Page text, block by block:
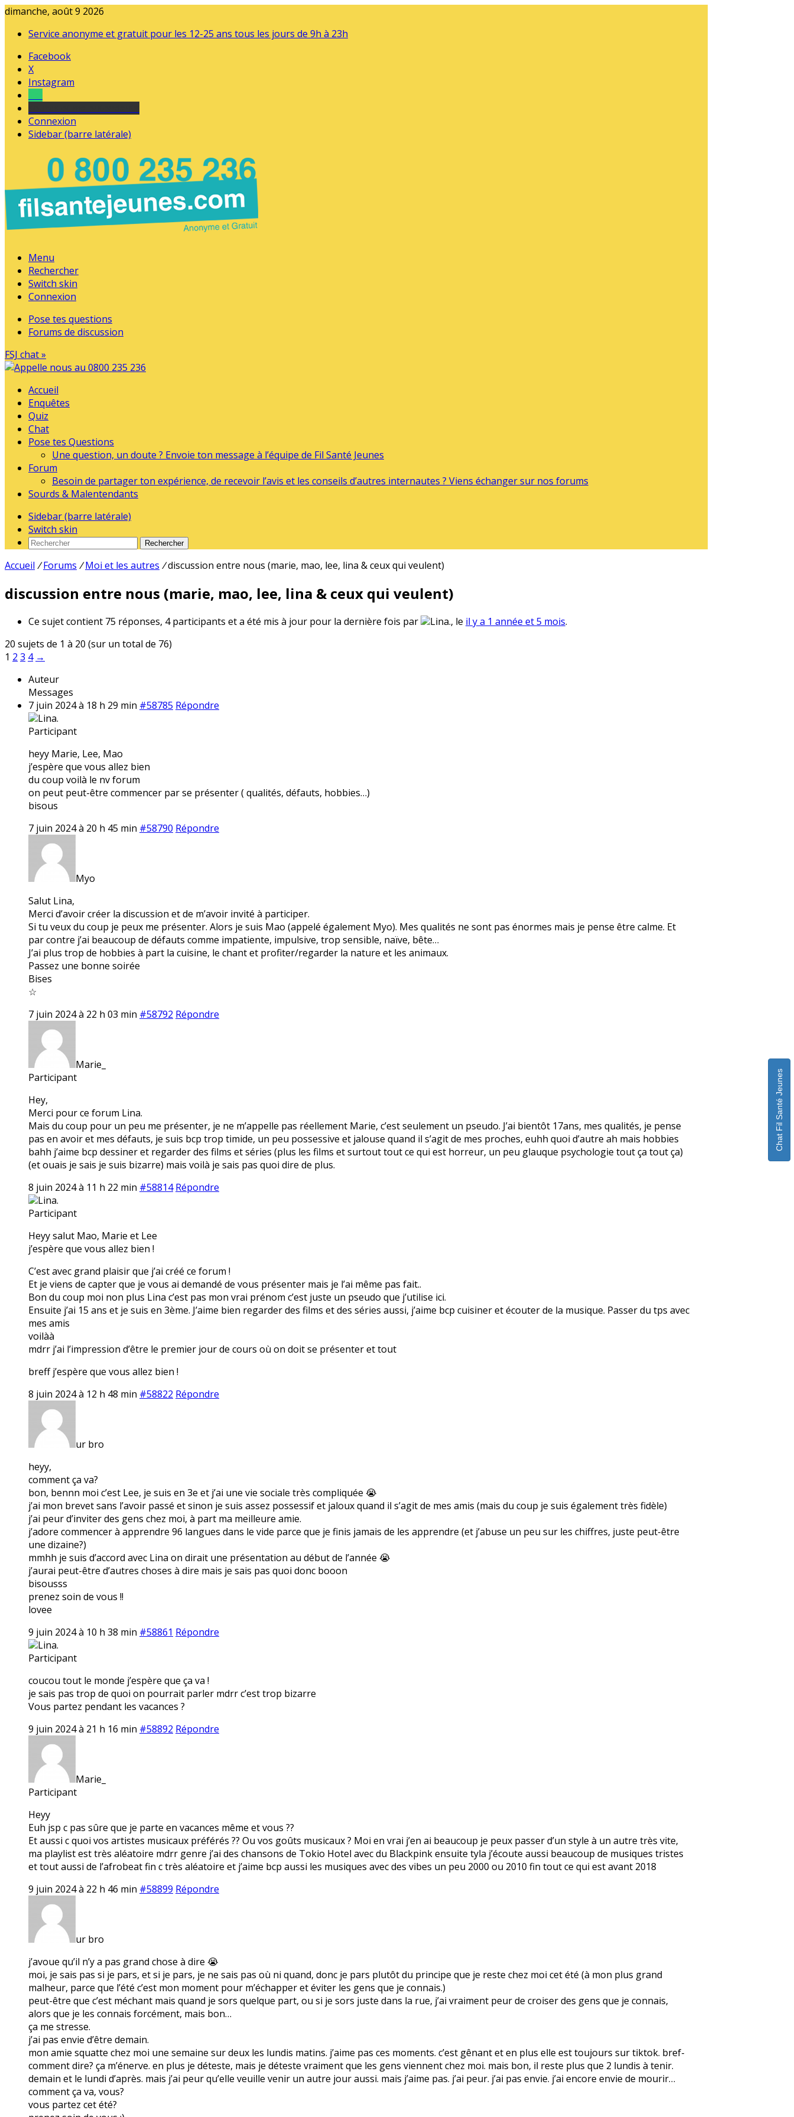
dimanche, août 9 2026
Service anonyme et gratuit pour les 12-25 ans tous les jours de 9h à 23h
Facebook
X
Instagram
Connexion
Sidebar (barre latérale)
Menu
Rechercher
Switch skin
Connexion
Pose tes questions
Forums de discussion
FSJ chat »
Accueil
Enquêtes
Quiz
Chat
Pose tes Questions
Une question, un doute ? Envoie ton message à l’équipe de Fil Santé Jeunes
Forum
Besoin de partager ton expérience, de recevoir l’avis et les conseils d’autres internautes ? Viens échanger sur nos forums
Sourds & Malentendants
Sidebar (barre latérale)
Switch skin
Rechercher
Accueil / Forums / Moi et les autres /discussion entre nous (marie, mao, lee, lina & ceux qui veulent)
discussion entre nous (marie, mao, lee, lina & ceux qui veulent)
Ce sujet contient 75 réponses, 4 participants et a été mis à jour pour la dernière fois par Lina., le il y a 1 année et 5 mois.
20 sujets de 1 à 20 (sur un total de 76)
1 2 3 4 →
Auteur
Messages
7 juin 2024 à 18 h 29 min #58785 Répondre
Lina.
Participant
heyy Marie, Lee, Mao
j’espère que vous allez bien
du coup voilà le nv forum
on peut peut-être commencer par se présenter ( qualités, défauts, hobbies…)
bisous
7 juin 2024 à 20 h 45 min #58790 Répondre
Myo
Salut Lina,
Merci d’avoir créer la discussion et de m’avoir invité à participer.
Si tu veux du coup je peux me présenter. Alors je suis Mao (appelé également Myo). Mes qualités ne sont pas énormes mais je pense être calme. Et
par contre j’ai beaucoup de défauts comme impatiente, impulsive, trop sensible, naïve, bête…
J’ai plus trop de hobbies à part la cuisine, le chant et profiter/regarder la nature et les animaux.
Passez une bonne soirée
Bises
☆
7 juin 2024 à 22 h 03 min #58792 Répondre
Marie_
Participant
Hey,
Merci pour ce forum Lina.
Mais du coup pour un peu me présenter, je ne m’appelle pas réellement Marie, c’est seulement un pseudo. J’ai bientôt 17ans, mes qualités, je pense
pas en avoir et mes défauts, je suis bcp trop timide, un peu possessive et jalouse quand il s’agit de mes proches, euhh quoi d’autre ah mais hobbies
bahh j’aime bcp dessiner et regarder des films et séries (plus les films et surtout tout ce qui est horreur, un peu glauque psychologie tout ça tout ça)
(et ouais je sais je suis bizarre) mais voilà je sais pas quoi dire de plus.
8 juin 2024 à 11 h 22 min #58814 Répondre
Lina.
Participant
Heyy salut Mao, Marie et Lee
j’espère que vous allez bien !
C’est avec grand plaisir que j’ai créé ce forum !
Et je viens de capter que je vous ai demandé de vous présenter mais je l’ai même pas fait..
Bon du coup moi non plus Lina c’est pas mon vrai prénom c’est juste un pseudo que j’utilise ici.
Ensuite j’ai 15 ans et je suis en 3ème. J’aime bien regarder des films et des séries aussi, j’aime bcp cuisiner et écouter de la musique. Passer du tps avec
mes amis
voilàà
mdrr j’ai l’impression d’être le premier jour de cours où on doit se présenter et tout
breff j’espère que vous allez bien !
8 juin 2024 à 12 h 48 min #58822 Répondre
ur bro
heyy,
comment ça va?
bon, bennn moi c’est Lee, je suis en 3e et j’ai une vie sociale très compliquée 😭
j’ai mon brevet sans l’avoir passé et sinon je suis assez possessif et jaloux quand il s’agit de mes amis (mais du coup je suis également très fidèle)
j’ai peur d’inviter des gens chez moi, à part ma meilleure amie.
j’adore commencer à apprendre 96 langues dans le vide parce que je finis jamais de les apprendre (et j’abuse un peu sur les chiffres, juste peut-être
une dizaine?)
mmhh je suis d’accord avec Lina on dirait une présentation au début de l’année 😭
j’aurai peut-être d’autres choses à dire mais je sais pas quoi donc booon
bisousss
prenez soin de vous !!
lovee
9 juin 2024 à 10 h 38 min #58861 Répondre
Lina.
Participant
coucou tout le monde j’espère que ça va !
je sais pas trop de quoi on pourrait parler mdrr c’est trop bizarre
Vous partez pendant les vacances ?
9 juin 2024 à 21 h 16 min #58892 Répondre
Marie_
Participant
Heyy
Euh jsp c pas sûre que je parte en vacances même et vous ??
Et aussi c quoi vos artistes musicaux préférés ?? Ou vos goûts musicaux ? Moi en vrai j’en ai beaucoup je peux passer d’un style à un autre très vite,
ma playlist est très aléatoire mdrr genre j’ai des chansons de Tokio Hotel avec du Blackpink ensuite tyla j’écoute aussi beaucoup de musiques tristes
et tout aussi de l’afrobeat fin c très aléatoire et j’aime bcp aussi les musiques avec des vibes un peu 2000 ou 2010 fin tout ce qui est avant 2018
9 juin 2024 à 22 h 46 min #58899 Répondre
ur bro
j’avoue qu’il n’y a pas grand chose à dire 😭
moi, je sais pas si je pars, et si je pars, je ne sais pas où ni quand, donc je pars plutôt du principe que je reste chez moi cet été (à mon plus grand
malheur, parce que l’été c’est mon moment pour m’échapper et éviter les gens que je connais.)
peut-être que c’est méchant mais quand je sors quelque part, ou si je sors juste dans la rue, j’ai vraiment peur de croiser des gens que je connais,
alors que je les connais forcément, mais bon…
ça me stresse.
j’ai pas envie d’être demain.
mon amie squatte chez moi une semaine sur deux les lundis matins. j’aime pas ces moments. c’est gênant et en plus elle est toujours sur tiktok. bref-
comment dire? ça m’énerve. en plus je déteste, mais je déteste vraiment que les gens viennent chez moi. mais bon, il reste plus que 2 lundis à tenir.
demain et le lundi d’après. mais j’ai peur qu’elle veuille venir un autre jour aussi. mais j’aime pas. j’ai peur. j’ai pas envie. j’ai encore envie de mourir…
comment ça va, vous?
vous partez cet été?
Chat Fil Santé Jeunes